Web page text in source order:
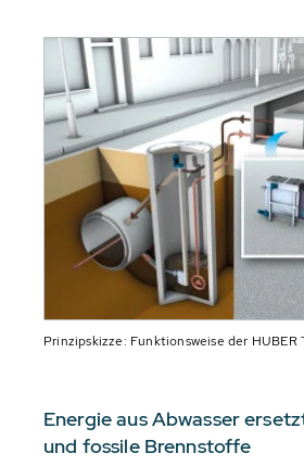
Prinzipskizze: Funktionsweise der HUBER
Energie aus Abwasser
und fossile Brennstoffe